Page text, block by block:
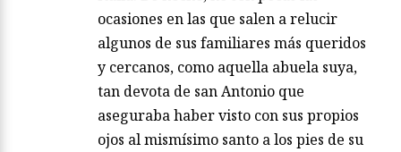
ocasiones en las que salen a relucir
algunos de sus familiares más queridos
y cercanos, como aquella abuela suya,
tan devota de san Antonio que
aseguraba haber visto con sus propios
ojos al mismísimo santo a los pies de su